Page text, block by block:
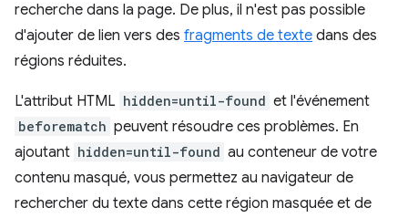
recherche dans la page. De plus, il n'est pas possible
d'ajouter de lien vers des fragments de texte dans des
régions réduites.
L'attribut HTML hidden=until-found et l'événement
beforematch peuvent résoudre ces problèmes. En
ajoutant hidden=until-found au conteneur de votre
contenu masqué, vous permettez au navigateur de
rechercher du texte dans cette région masquée et de